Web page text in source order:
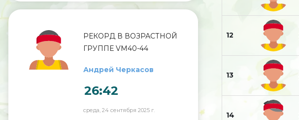
РЕКОРД В ВОЗРАСТНОЙ
ГРУППЕ VM40-44
Андрей Черкасов
26:42
среда, 24 сентября 2025 г.
12
13
14